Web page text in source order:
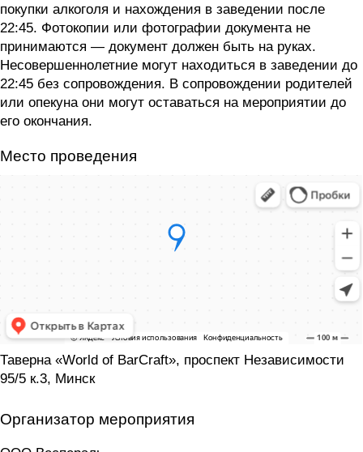
покупки алкоголя и нахождения в заведении после
22:45. Фотокопии или фотографии документа не
принимаются — документ должен быть на руках.
Несовершеннолетние могут находиться в заведении до
22:45 без сопровождения. В сопровождении родителей
или опекуна они могут оставаться на мероприятии до
его окончания.
Место проведения
Таверна «World of BarCraft», проспект Независимости
95/5 к.3, Минск
Организатор мероприятия